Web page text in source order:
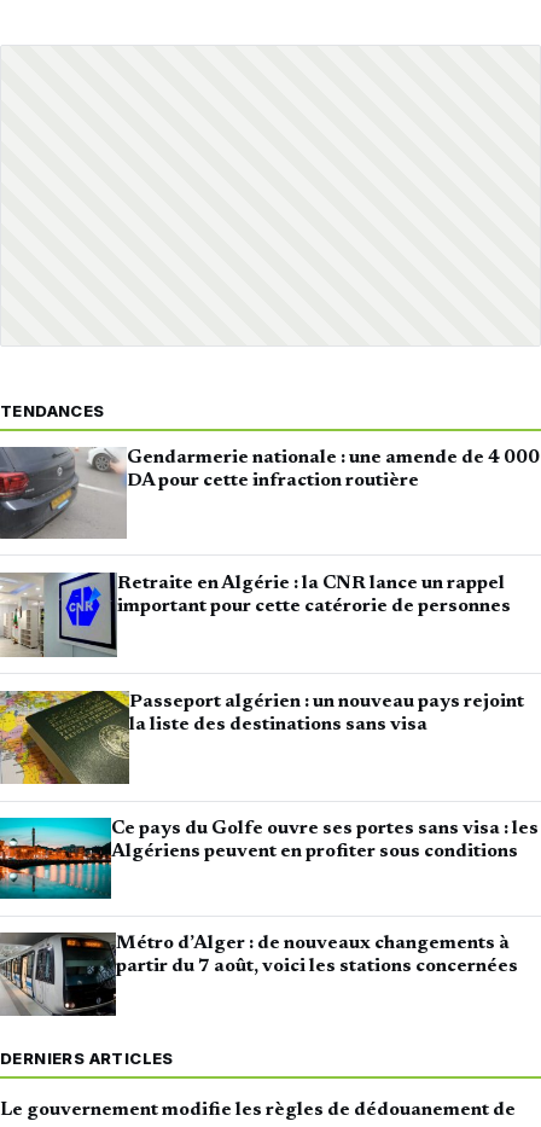
TENDANCES
Gendarmerie nationale : une amende de 4 000
DA pour cette infraction routière
Retraite en Algérie : la CNR lance un rappel
important pour cette catérorie de personnes
Passeport algérien : un nouveau pays rejoint
la liste des destinations sans visa
Ce pays du Golfe ouvre ses portes sans visa : les
Algériens peuvent en profiter sous conditions
Métro d’Alger : de nouveaux changements à
partir du 7 août, voici les stations concernées
DERNIERS ARTICLES
Le gouvernement modifie les règles de dédouanement de